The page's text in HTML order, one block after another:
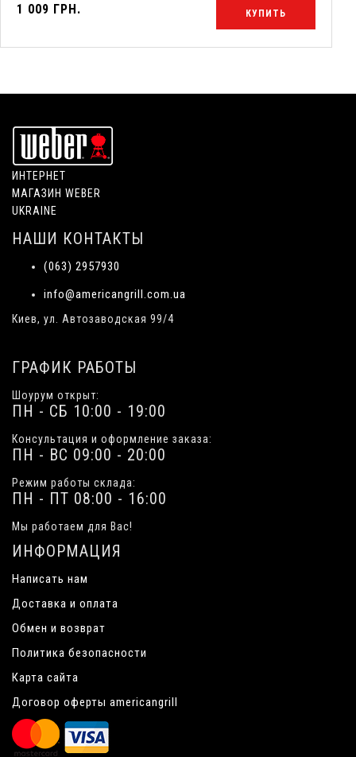
1 009 ГРН. КУПИТЬ
ИНТЕРНЕТ
МАГАЗИН WEBER
UKRAINE
НАШИ КОНТАКТЫ
(063) 2957930
info@americangrill.com.ua
Киев, ул. Автозаводская 99/4
ГРАФИК РАБОТЫ
Шоурум открыт:
ПН - СБ 10:00 - 19:00
Консультация и оформление заказа:
ПН - ВС 09:00 - 20:00
Режим работы склада:
ПН - ПТ 08:00 - 16:00
Мы работаем для Вас!
ИНФОРМАЦИЯ
Написать нам
Доставка и оплата
Обмен и возврат
Политика безопасности
Карта сайта
Договор оферты americangrill